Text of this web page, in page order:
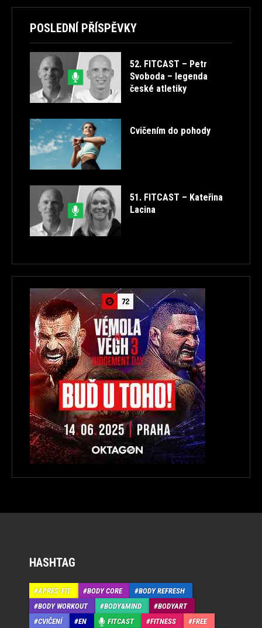
POSLEDNÍ PŘÍSPĚVKY
52. FITCAST – Petr
Svoboda – legenda
české atletiky
Cvičením do pohody
51. FITCAST – Kateřina
Lacina
HASHTAG
APRÉS-FIT BODY CORE
BODY REFRESH
BODY WORKOUT
BODY&MIND
BODYART
CVIČENÍ
EN FITCAST FITNESS
FREE